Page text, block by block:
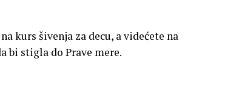
kurs šivenja za decu, a videćete na
bi stigla do Prave mere.